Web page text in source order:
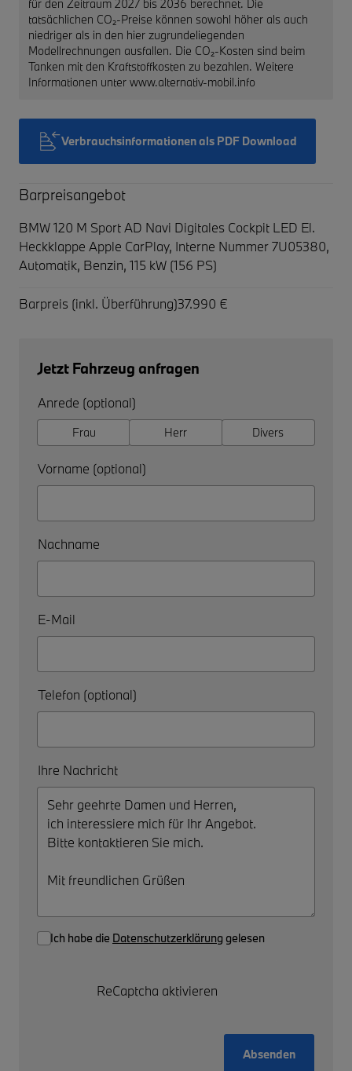
für den Zeitraum 2027 bis 2036 berechnet. Die
tatsächlichen CO₂-Preise können sowohl höher als auch
niedriger als in den hier zugrundeliegenden
Modellrechnungen ausfallen. Die CO₂-Kosten sind beim
Tanken mit den Kraftstoffkosten zu bezahlen. Weitere
Informationen unter www.alternativ-mobil.info
Verbrauchsinformationen als PDF Download
Barpreisangebot
BMW 120 M Sport AD Navi Digitales Cockpit LED El.
Heckklappe Apple CarPlay, Interne Nummer 7U05380,
Automatik, Benzin, 115 kW (156 PS)
Barpreis (inkl. Überführung)37.990 €
Jetzt Fahrzeug anfragen
Anrede (optional)
Frau Herr Divers
Vorname (optional)
Nachname
E-Mail
Telefon (optional)
Ihre Nachricht
Ich habe die Datenschutzerklärung gelesen
ReCaptcha aktivieren
Absenden